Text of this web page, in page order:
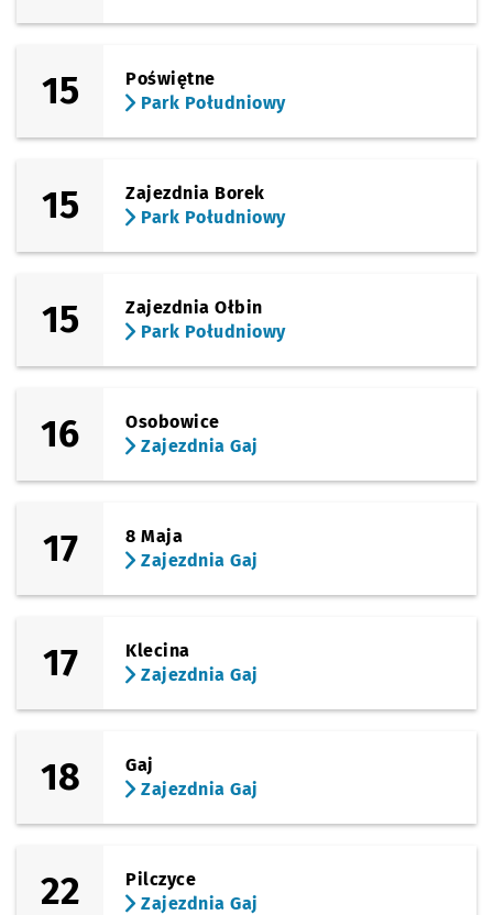
15
Poświętne
Park Południowy
15
Zajezdnia Borek
Park Południowy
15
Zajezdnia Ołbin
Park Południowy
16
Osobowice
Zajezdnia Gaj
17
8 Maja
Zajezdnia Gaj
17
Klecina
Zajezdnia Gaj
18
Gaj
Zajezdnia Gaj
22
Pilczyce
Zajezdnia Gaj